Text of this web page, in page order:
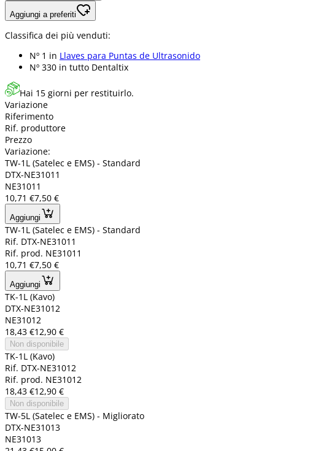
Aggiungi a preferiti
Classifica dei più venduti:
Nº 1 in Llaves para Puntas de Ultrasonido
Nº 330 in tutto Dentaltix
Hai 15 giorni per restituirlo.
Variazione
Riferimento
Rif. produttore
Prezzo
Variazione:
TW-1L (Satelec e EMS) - Standard
DTX-NE31011
NE31011
10,71 €7,50 €
Aggiungi
TW-1L (Satelec e EMS) - Standard
Rif. DTX-NE31011
Rif. prod. NE31011
10,71 €7,50 €
Aggiungi
TK-1L (Kavo)
DTX-NE31012
NE31012
18,43 €12,90 €
Non disponibile
TK-1L (Kavo)
Rif. DTX-NE31012
Rif. prod. NE31012
18,43 €12,90 €
Non disponibile
TW-5L (Satelec e EMS) - Migliorato
DTX-NE31013
NE31013